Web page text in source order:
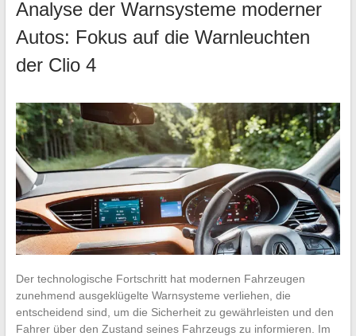
Analyse der Warnsysteme moderner
Autos: Fokus auf die Warnleuchten
der Clio 4
Der technologische Fortschritt hat modernen Fahrzeugen
zunehmend ausgeklügelte Warnsysteme verliehen, die
entscheidend sind, um die Sicherheit zu gewährleisten und den
Fahrer über den Zustand seines Fahrzeugs zu informieren. Im